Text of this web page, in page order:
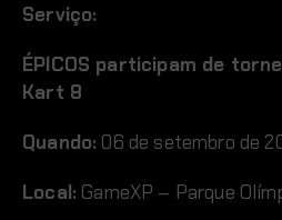
Serviço:
ÉPICOS participam de
Kart 8
Quando: 06 de setembro de
Local: GameXP – Parque